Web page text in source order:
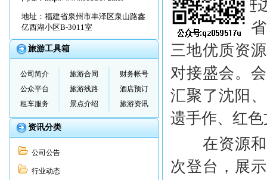
地址：福建省泉州市丰泽区泉山路鑫
亿西湖小区B-3011室
旅游工具箱
公司简介 旅游合同
财务帐号
公众平台
旅游线路
酒店预订
租车服务
景点介绍 旅游资讯
资讯分类
公司公告
行业动态
“民营企业进
近日在辽宁
三地优质资
对接盛会。
汇聚了沈阳
遗手作、红
在资源和
次登台，展